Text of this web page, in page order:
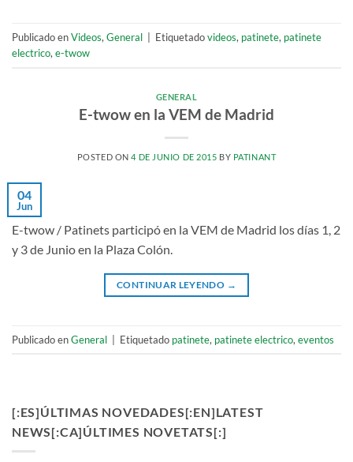
Publicado enVideos, General Etiquetadovideos, patinete, patinete
electrico, e-twow
GENERAL
E-twow en la VEM de Madrid
POSTED ON4 DE JUNIO DE 2015 BY PATINANT
04
Jun
E-twow / Patinets participó en la VEM de Madrid los días 1, 2
y 3 de Junio en la Plaza Colón.
CONTINUAR LEYENDO →
Publicado enGeneral | Etiquetado patinete, patinete electrico, eventos
[:ES]ÚLTIMAS NOVEDADES[:EN]LATEST
NEWS[:CA]ÚLTIMES NOVETATS[:]